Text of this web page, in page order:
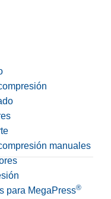
manuales
para MegaPress®